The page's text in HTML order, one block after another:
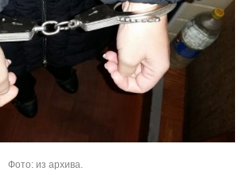
Фото: из архива.